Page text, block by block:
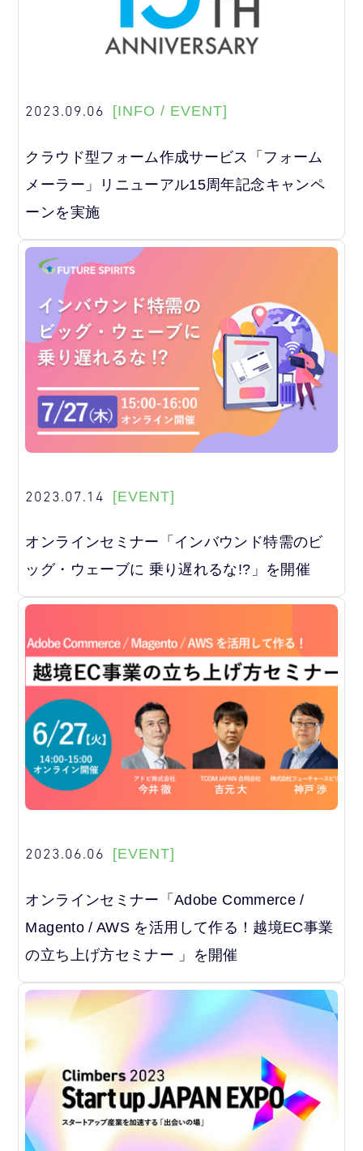
2023.09.06 [INFO / EVENT]
クラウド型フォーム作成サービス「フォーム
メーラー」リニューアル15周年記念キャンペ
ーンを実施
2023.07.14 [EVENT]
オンラインセミナー「インバウンド特需のビ
ッグ・ウェーブに 乗り遅れるな!?」を開催
2023.06.06 [EVENT]
オンラインセミナー「Adobe Commerce /
Magento / AWS を活用して作る！越境EC事業
の立ち上げ方セミナー 」を開催